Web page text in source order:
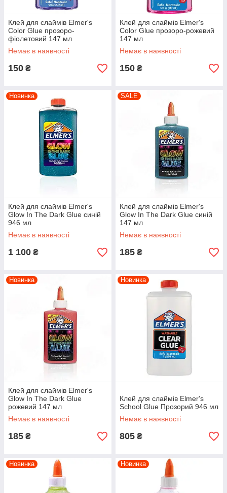
Клей для слаймів Elmer's
Color Glue прозоро-
фіолетовий 147 мл
Немає в наявності
150 ₴
Клей для слаймів Elmer's
Color Glue прозоро-рожевий
147 мл
Немає в наявності
150 ₴
Новинка
Клей для слаймів Elmer's
Glow In The Dark Glue синій
946 мл
Немає в наявності
1 100 ₴
SALE
Клей для слаймів Elmer's
Glow In The Dark Glue синій
147 мл
Немає в наявності
185 ₴
Новинка
Клей для слаймів Elmer's
Glow In The Dark Glue
рожевий 147 мл
Немає в наявності
185 ₴
Новинка
Клей для слаймів Elmer's
School Glue Прозорий 946 мл
Немає в наявності
805 ₴
Новинка Новинка